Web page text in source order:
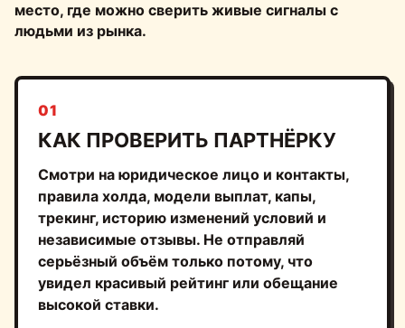
место, где можно сверить живые сигналы с
людьми из рынка.
01
КАК ПРОВЕРИТЬ ПАРТНЁРКУ
Смотри на юридическое лицо и контакты,
правила холда, модели выплат, капы,
трекинг, историю изменений условий и
независимые отзывы. Не отправляй
серьёзный объём только потому, что
увидел красивый рейтинг или обещание
высокой ставки.